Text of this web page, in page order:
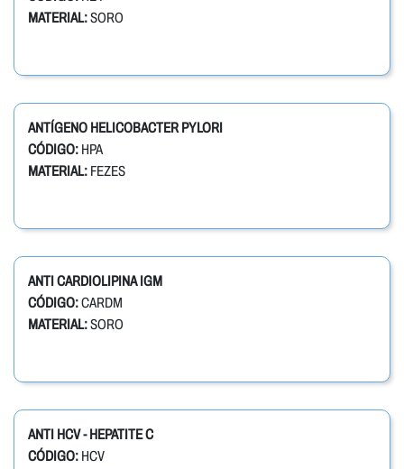
MATERIAL:SORO
ANTÍGENO HELICOBACTER PYLORI
CÓDIGO: HPA
MATERIAL: FEZES
ANTI CARDIOLIPINA IGM
CÓDIGO:CARDM
MATERIAL:SORO
ANTI HCV - HEPATITE C
CÓDIGO: HCV